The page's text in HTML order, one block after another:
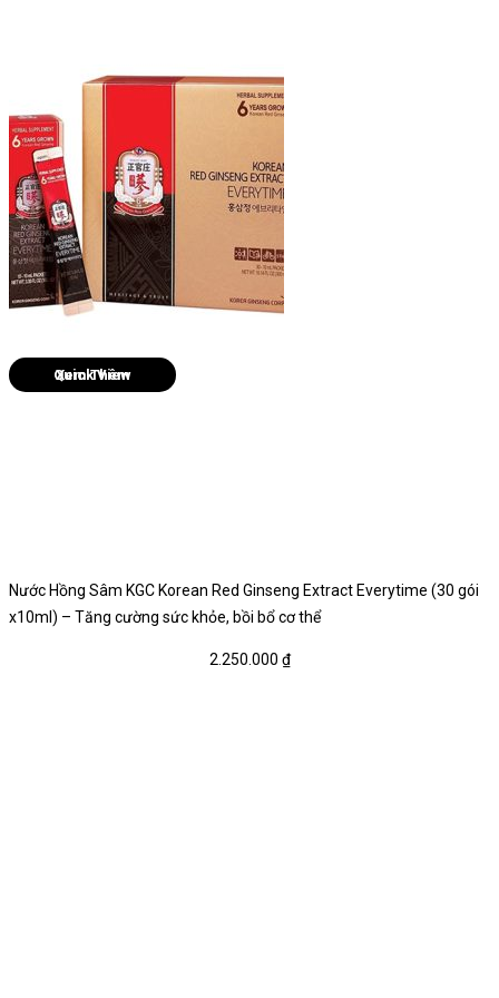
Quick View
Nước Hồng Sâm KGC Korean Red Ginseng Extract Everytime (30 gói
x10ml) – Tăng cường sức khỏe, bồi bổ cơ thể
2.250.000 ₫